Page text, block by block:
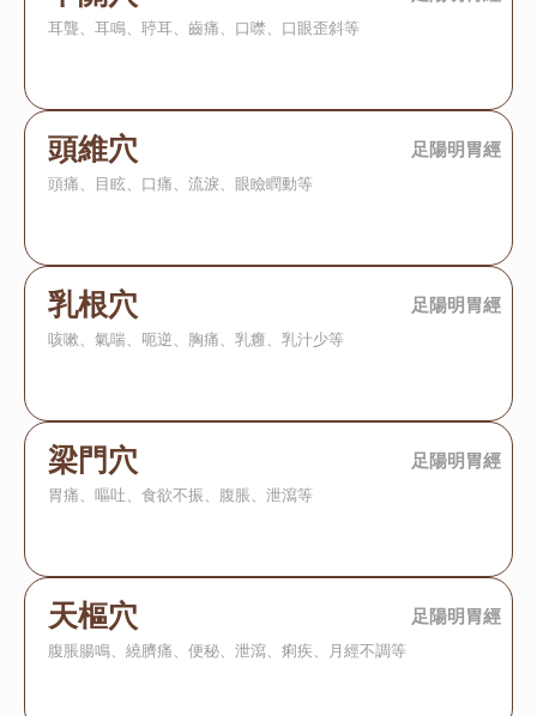
耳聾、耳鳴、聤耳、齒痛、口噤、口眼歪斜等
頭維穴 足陽明胃經
頭痛、目眩、口痛、流淚、眼瞼瞤動等
乳根穴 足陽明胃經
咳嗽、氣喘、呃逆、胸痛、乳癰、乳汁少等
梁門穴 足陽明胃經
胃痛、嘔吐、食欲不振、腹脹、泄瀉等
天樞穴 足陽明胃經
腹脹腸鳴、繞臍痛、便秘、泄瀉、痢疾、月經不調等